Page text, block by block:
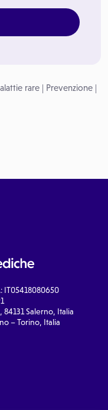
rare | Prevenzione |
IT05418080650
Salerno, Italia
– Torino, Italia